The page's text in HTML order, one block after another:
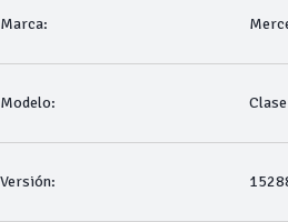
Marca:
Modelo:
Versión: